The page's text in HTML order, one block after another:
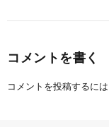
コメントを書く
コメントを投稿するには